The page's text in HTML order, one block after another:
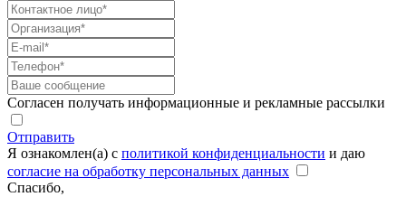
Согласен получать информационные и рекламные рассылки
Отправить
Я ознакомлен(а) с политикой конфиденциальности и даю
согласие на обработку персональных данных
Спасибо,